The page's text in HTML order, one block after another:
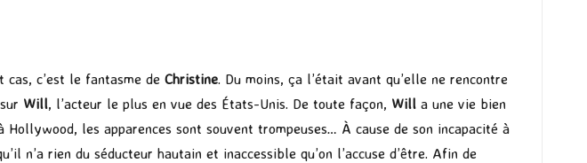
cas, c’est le fantasme de Christine. Du moins, ça l’était avant qu’elle ne rencontre
Will, l’acteur le plus en vue des États-Unis. De toute façon, Will a une vie bien
les apparences sont souvent trompeuses… À cause de son incapacité à
n’a rien du séducteur hautain et inaccessible qu’on l’accuse d’être. Afin de